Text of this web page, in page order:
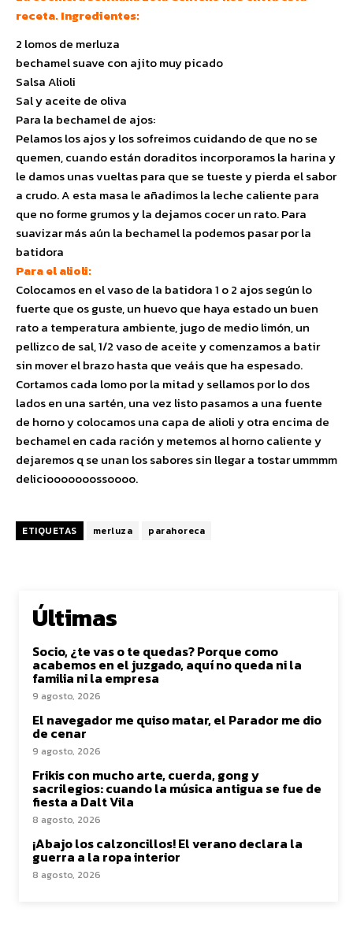
receta. Ingredientes:
2 lomos de merluza
bechamel suave con ajito muy picado
Salsa Alioli
Sal y aceite de oliva
Para la bechamel de ajos:
Pelamos los ajos y los sofreimos cuidando de que no se
quemen, cuando están doraditos incorporamos la harina y
le damos unas vueltas para que se tueste y pierda el sabor
a crudo. A esta masa le añadimos la leche caliente para
que no forme grumos y la dejamos cocer un rato. Para
suavizar más aún la bechamel la podemos pasar por la
batidora
Para el alioli:
Colocamos en el vaso de la batidora 1 o 2 ajos según lo
fuerte que os guste, un huevo que haya estado un buen
rato a temperatura ambiente, jugo de medio limón, un
pellizco de sal, 1/2 vaso de aceite y comenzamos a batir
sin mover el brazo hasta que veáis que ha espesado.
Cortamos cada lomo por la mitad y sellamos por lo dos
lados en una sartén, una vez listo pasamos a una fuente
de horno y colocamos una capa de alioli y otra encima de
bechamel en cada ración y metemos al horno caliente y
dejaremos q se unan los sabores sin llegar a tostar ummmm
deliciooooooossoooo.
ETIQUETAS merluza parahoreca
Últimas
Socio, ¿te vas o te quedas? Porque como
acabemos en el juzgado, aquí no queda ni la
familia ni la empresa
9 agosto, 2026
El navegador me quiso matar, el Parador me dio
de cenar
9 agosto, 2026
Frikis con mucho arte, cuerda, gong y
sacrilegios: cuando la música antigua se fue de
fiesta a Dalt Vila
8 agosto, 2026
¡Abajo los calzoncillos! El verano declara la
guerra a la ropa interior
8 agosto, 2026